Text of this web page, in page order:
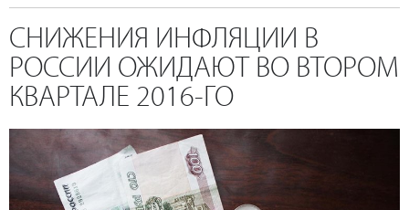
СНИЖЕНИЯ ИНФЛЯЦИИ В
РОССИИ ОЖИДАЮТ ВО ВТОРОМ
КВАРТАЛЕ 2016-ГО